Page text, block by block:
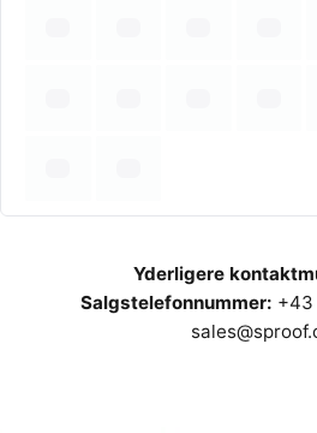
Yderligere
Salgstelefonnummer: +43